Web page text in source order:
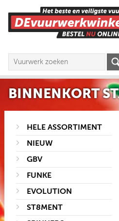
BINNENKORT
HELE ASSORTIMENT
NIEUW
GBV
FUNKE
EVOLUTION
ST8MENT